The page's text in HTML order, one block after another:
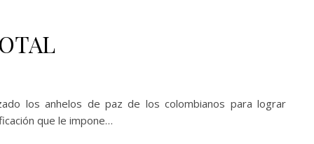
los anhelos de paz de los colombianos para lograr
que le impone…